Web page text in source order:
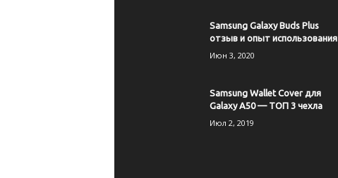
Samsung Galaxy Buds Plus
отзыв и опыт использования
Июн 3, 2020
Samsung Wallet Cover для
Galaxy A50 — ТОП 3 чехла
Июл 2, 2019